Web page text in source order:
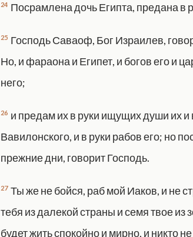
24 Посрамлена дочь Египта, предана в
25 Господь Саваоф, Бог Израилев,
Но, и фараона и Египет, и богов его и
него;
26 и предам их в руки ищущих души их
Вавилонского, и в руки рабов его; но
прежние дни, говорит Господь.
27 Ты же не бойся, раб мой Иаков, и не
тебя из далекой страны и семя твое из
будет жить спокойно и мирно, и никто